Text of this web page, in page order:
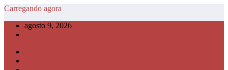
Pular
conteúdo
Carregando agora
agosto 9, 2026